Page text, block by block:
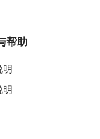
帮助
明
明